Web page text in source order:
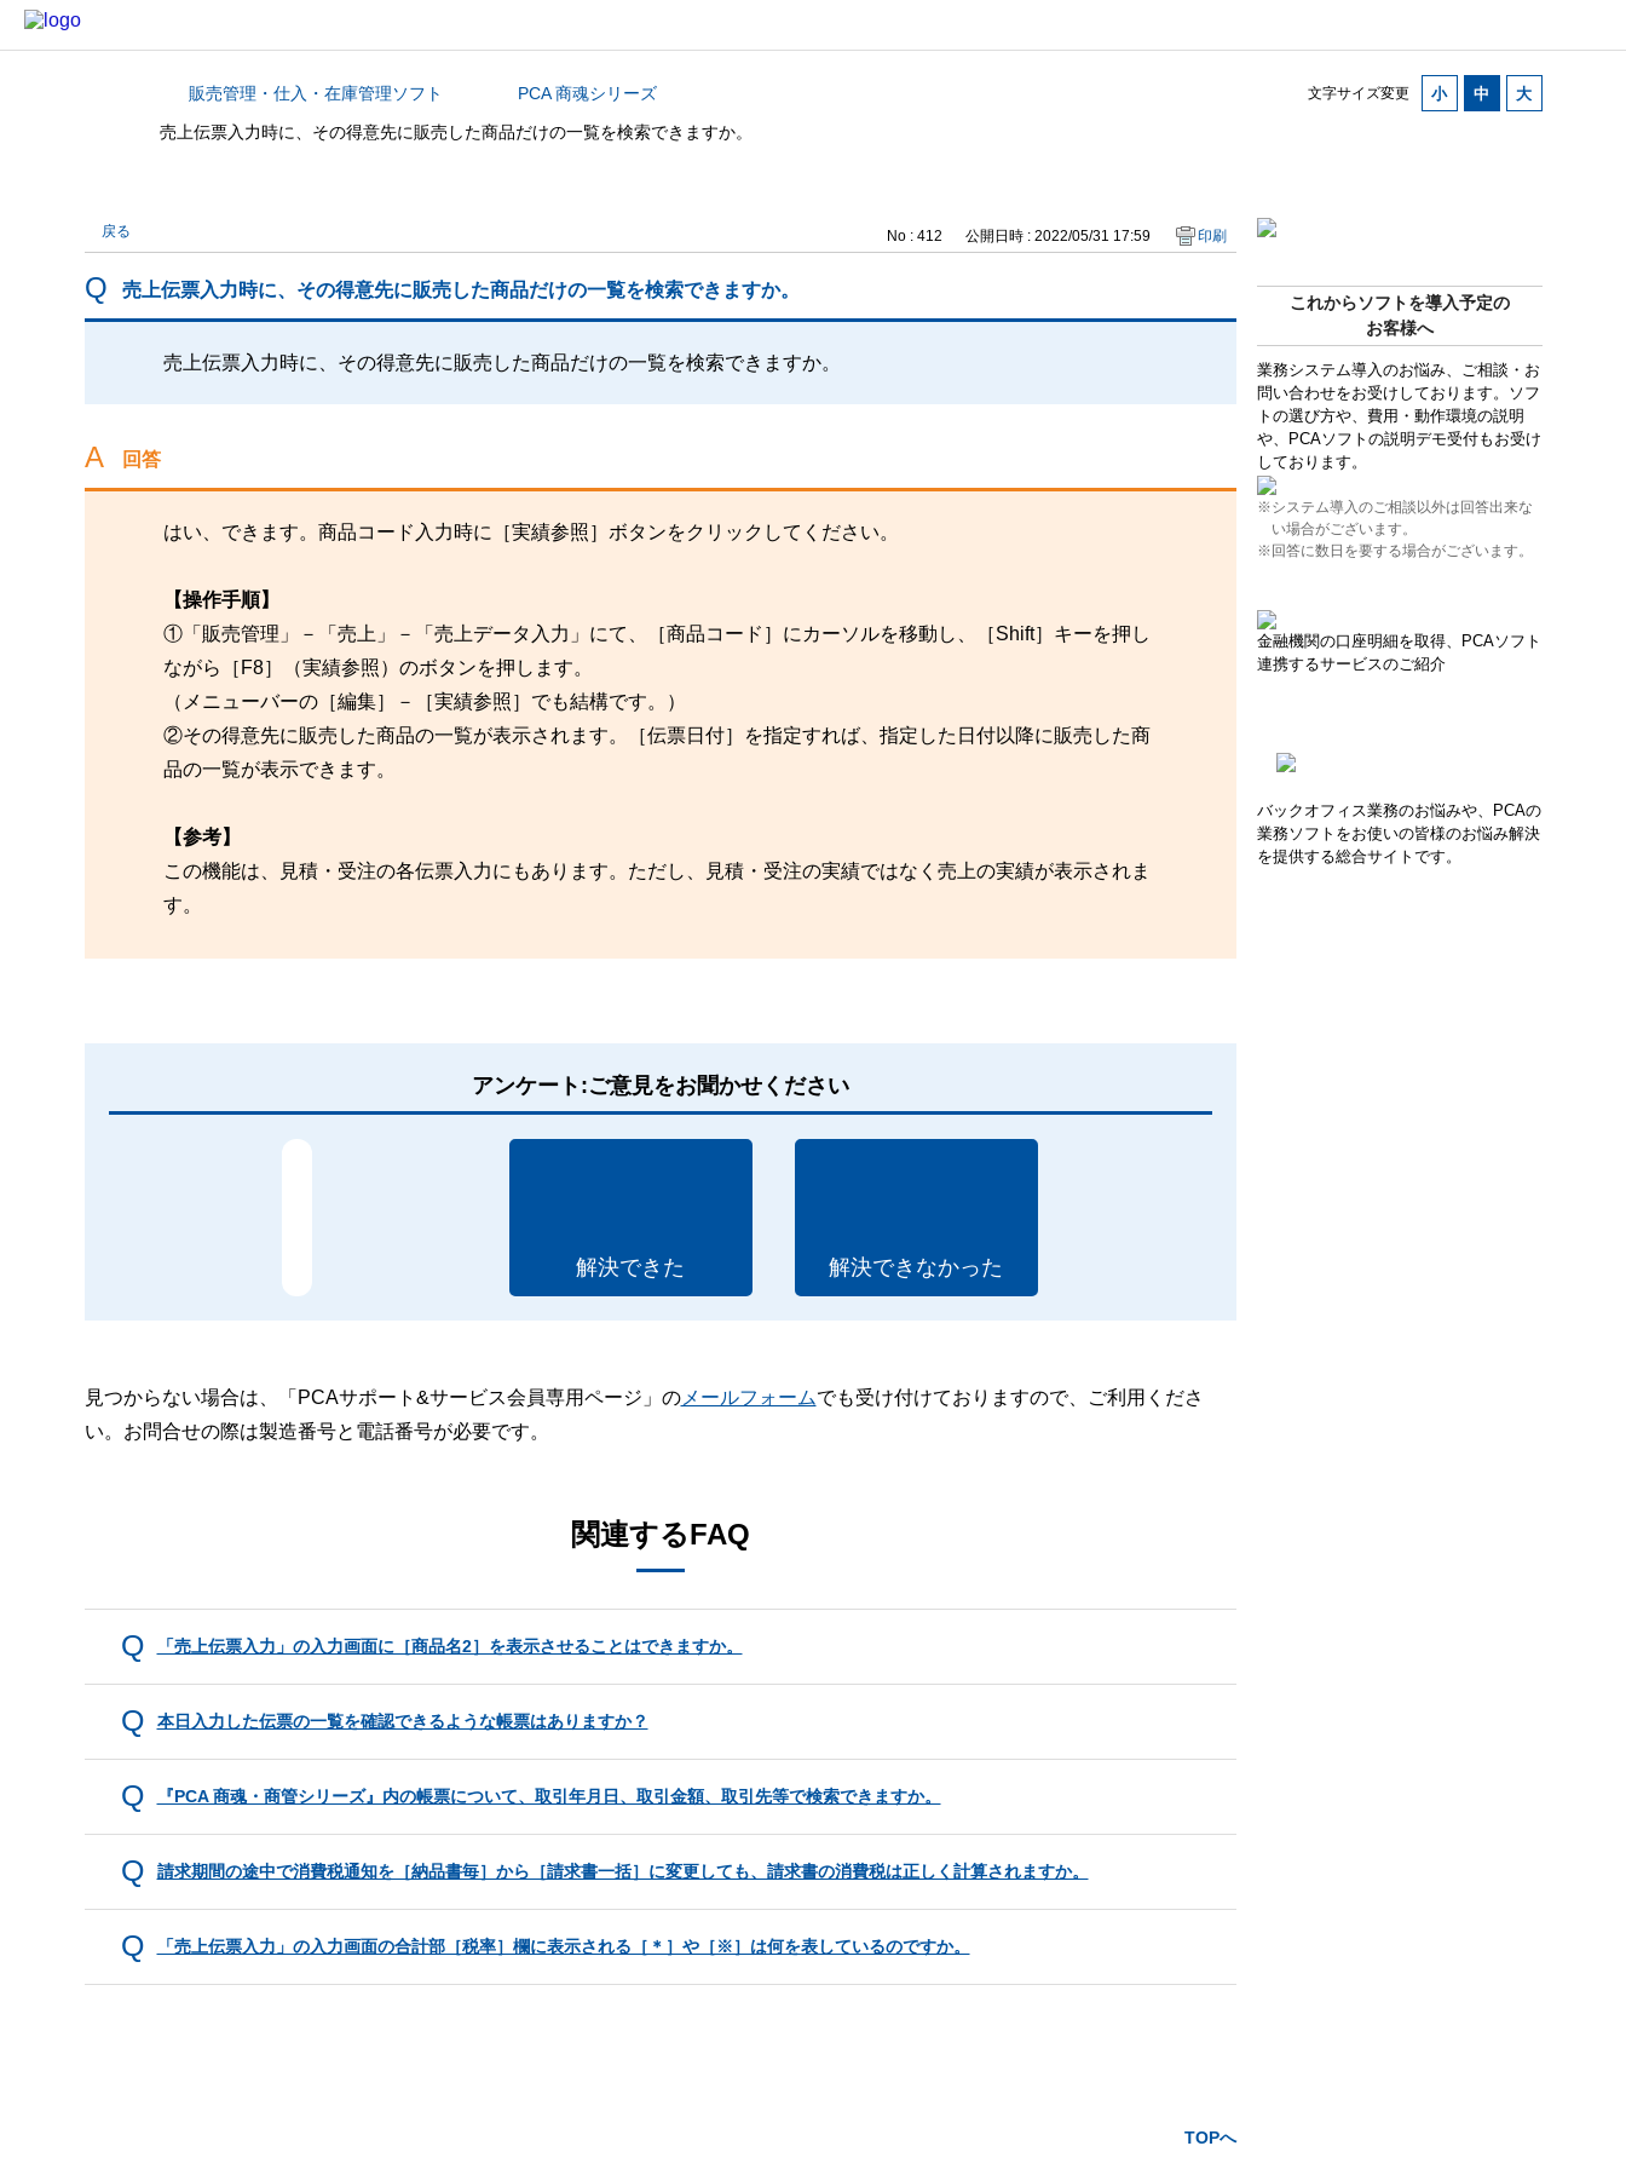
文字サイズ変更
カテゴリから探す販売管理・仕入・在庫管理ソフト
PCA 商魂シリーズ
売上伝票入力時に、その得意先に販売した商品だけの一覧を検索できますか。
これからソフトを導入予定の
お客様へ
業務システム導入のお悩み、ご相談・お
問い合わせをお受けしております。ソフ
トの選び方や、費用・動作環境の説明
や、PCAソフトの説明デモ受付もお受け
しております。
※システム導入のご相談以外は回答出来な
い場合がございます。
※回答に数日を要する場合がございます。
金融機関の口座明細を取得、PCAソフト
連携するサービスのご紹介
バックオフィス業務のお悩みや、PCAの
業務ソフトをお使いの皆様のお悩み解決
を提供する総合サイトです。
戻る No : 412 公開日時 : 2022/05/31 17:59 印刷
売上伝票入力時に、その得意先に販売した商品だけの一覧を検索できますか。
売上伝票入力時に、その得意先に販売した商品だけの一覧を検索できますか。
回答
はい、できます。商品コード入力時に［実績参照］ボタンをクリックしてください。
【操作手順】
①「販売管理」－「売上」－「売上データ入力」にて、［商品コード］にカーソルを移動し、［Shift］キーを押し
ながら［F8］（実績参照）のボタンを押します。
（メニューバーの［編集］－［実績参照］でも結構です。）
②その得意先に販売した商品の一覧が表示されます。［伝票日付］を指定すれば、指定した日付以降に販売した商
品の一覧が表示できます。
【参考】
この機能は、見積・受注の各伝票入力にもあります。ただし、見積・受注の実績ではなく売上の実績が表示されま
す。
アンケート:ご意見をお聞かせください
解決できた 解決できなかった
見つからない場合は、「PCAサポート&サービス会員専用ページ」のメールフォームでも受け付けておりますので、ご利用くださ
い。お問合せの際は製造番号と電話番号が必要です。
関連するFAQ
「売上伝票入力」の入力画面に［商品名2］を表示させることはできますか。
本日入力した伝票の一覧を確認できるような帳票はありますか？
『PCA 商魂・商管シリーズ』内の帳票について、取引年月日、取引金額、取引先等で検索できますか。
請求期間の途中で消費税通知を［納品書毎］から［請求書一括］に変更しても、請求書の消費税は正しく計算されますか。
「売上伝票入力」の入力画面の合計部［税率］欄に表示される［＊］や［※］は何を表しているのですか。
TOPへ